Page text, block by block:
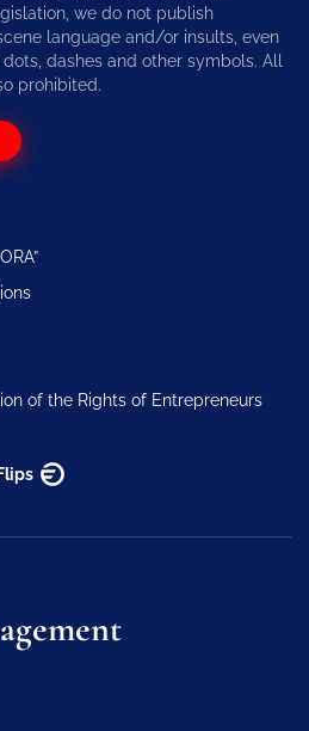
we do not publish
language and/or insults, even
dashes and other symbols. All
prohibited.
of the Rights of Entrepreneurs
Flips